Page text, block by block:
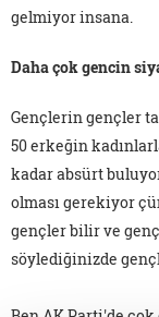
gelmiyor insana.
Daha çok gencin
Gençlerin gençler
50 erkeğin
kadar absürt
olması gerekiyor
gençler bilir ve
söylediğinizde